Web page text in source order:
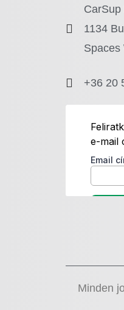
CarSup
1134
Spaces
+36 20
Minden